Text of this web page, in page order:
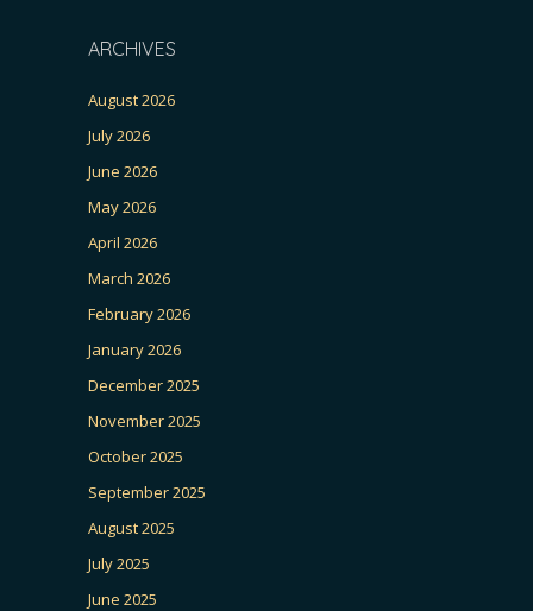
ARCHIVES
August 2026
July 2026
June 2026
May 2026
April 2026
March 2026
February 2026
January 2026
December 2025
November 2025
October 2025
September 2025
August 2025
July 2025
June 2025